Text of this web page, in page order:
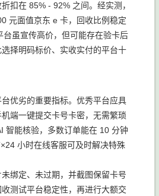
扣在 85% - 92% 之间。经实测，
元面值京东 e 卡，回收比例稳定
虽宣传高价，但可能存在验卡后
择明码标价、实收实付的平台十
优劣的重要指标。优秀平台应具
端一键提交卡号卡密，无需繁琐
智能核验，多数订单能在 10 分钟
小时在线客服可及时解决特殊
绑定、未过期，并截图保留卡号
测试平台稳定性，再进行大额交